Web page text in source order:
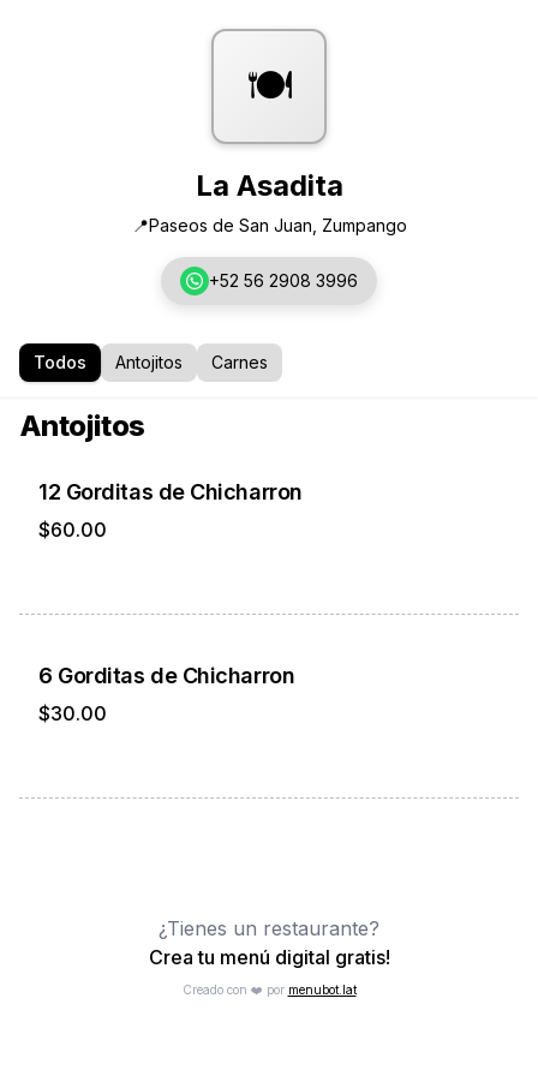
🍽️
La Asadita
📍Paseos de San Juan, Zumpango
+52 56 2908 3996
Todos Antojitos Carnes
Antojitos
12 Gorditas de Chicharron
$60.00
6 Gorditas de Chicharron
$30.00
¿Tienes un restaurante?
Crea tu menú digital gratis!
Creado con ❤️ por menubot.lat